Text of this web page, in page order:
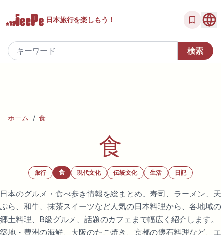
日本旅行を楽しもう！
ホーム / 食
食
旅行 食 現代文化 伝統文化 生活 日記
日本のグルメ・食べ歩き情報を総まとめ。寿司、ラーメン、天
ぷら、和牛、抹茶スイーツなど人気の日本料理から、各地域の
郷土料理、B級グルメ、話題のカフェまで幅広く紹介します。
築地・豊洲の海鮮、大阪のたこ焼き、京都の懐石料理など、エ